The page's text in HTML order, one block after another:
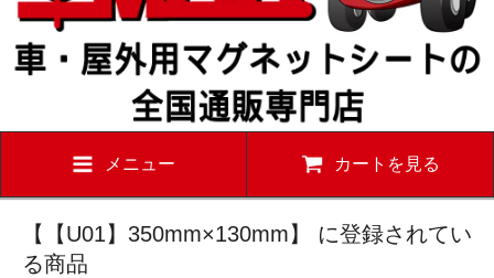
メニュー カートを見る
【【U01】350mm×130mm】 に登録されてい
る商品